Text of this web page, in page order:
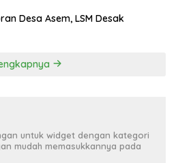
Desa Asem, LSM Desak
untuk widget dengan kategori
mudah memasukkannya pada